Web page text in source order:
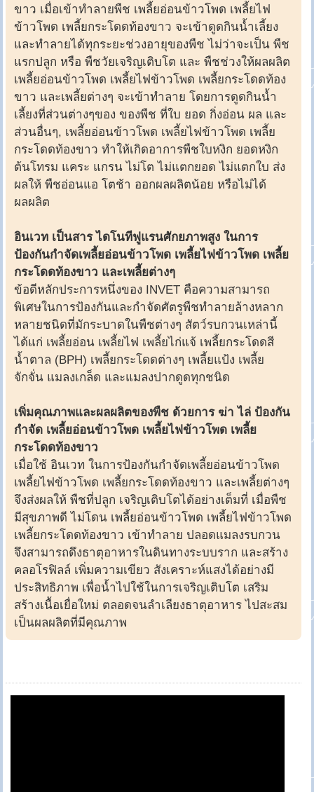
ขาว เมื่อเข้าทำลายพืช เพลี้ยอ่อนข้าวโพด เพลี้ยไฟ
ข้าวโพด เพลี้ยกระโดดท้องขาว จะเข้าดูดกินน้ำเลี้ยง
และทำลายได้ทุกระยะช่วงอายุของพืช ไม่ว่าจะเป็น พืช
แรกปลูก หรือ พืชวัยเจริญเติบโต และ พืชช่วงให้ผลผลิต
เพลี้ยอ่อนข้าวโพด เพลี้ยไฟข้าวโพด เพลี้ยกระโดดท้อง
ขาว และเพลี้ยต่างๆ จะเข้าทำลาย โดยการดูดกินน้ำ
เลี้ยงที่ส่วนต่างๆของ ของพืช ที่ใบ ยอด กิ่งอ่อน ผล และ
ส่วนอื่นๆ, เพลี้ยอ่อนข้าวโพด เพลี้ยไฟข้าวโพด เพลี้ย
กระโดดท้องขาว ทำให้เกิดอาการพืชใบหงิก ยอดหงิก
ต้นโทรม แคระ แกรน ไม่โต ไม่แตกยอด ไม่แตกใบ ส่ง
ผลให้ พืชอ่อนแอ โตช้า ออกผลผลิตน้อย หรือไม่ได้
ผลผลิต
อินเวท เป็นสาร ไดโนทีฟูแรนศักยภาพสูง ในการ
ป้องกันกำจัดเพลี้ยอ่อนข้าวโพด เพลี้ยไฟข้าวโพด เพลี้ย
กระโดดท้องขาว และเพลี้ยต่างๆ
ข้อดีหลักประการหนึ่งของ INVET คือความสามารถ
พิเศษในการป้องกันและกำจัดศัตรูพืชทำลายล้างหลาก
หลายชนิดที่มักระบาดในพืชต่างๆ สัตว์รบกวนเหล่านี้
ได้แก่ เพลี้ยอ่อน เพลี้ยไฟ เพลี้ยไก่แจ้ เพลี้ยกระโดดสี
น้ำตาล (BPH) เพลี้ยกระโดดต่างๆ เพลี้ยแป้ง เพลี้ย
จักจั่น แมลงเกล็ด และแมลงปากดูดทุกชนิด
เพิ่มคุณภาพและผลผลิตของพืช ด้วยการ ฆ่า ไล่ ป้องกัน
กำจัด เพลี้ยอ่อนข้าวโพด เพลี้ยไฟข้าวโพด เพลี้ย
กระโดดท้องขาว
เมื่อใช้ อินเวท ในการป้องกันกำจัดเพลี้ยอ่อนข้าวโพด
เพลี้ยไฟข้าวโพด เพลี้ยกระโดดท้องขาว และเพลี้ยต่างๆ
จึงส่งผลให้ พืชที่ปลูก เจริญเติบโตได้อย่างเต็มที่ เมื่อพืช
มีสุขภาพดี ไม่โดน เพลี้ยอ่อนข้าวโพด เพลี้ยไฟข้าวโพด
เพลี้ยกระโดดท้องขาว เข้าทำลาย ปลอดแมลงรบกวน
จึงสามารถดึงธาตุอาหารในดินทางระบบราก และสร้าง
คลอโรฟิลล์ เพิ่มความเขียว สังเคราะห์แสงได้อย่างมี
ประสิทธิภาพ เพื่อน้ำไปใช้ในการเจริญเติบโต เสริม
สร้างเนื้อเยื่อใหม่ ตลอดจนลำเลียงธาตุอาหาร ไปสะสม
เป็นผลผลิตที่มีคุณภาพ